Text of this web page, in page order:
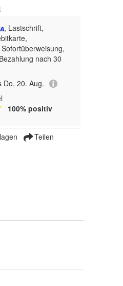
, Lastschrift,
nach 30
Do, 20. Aug.
100% positiv
Teilen